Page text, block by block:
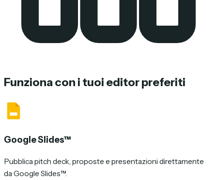
Funziona con i tuoi editor preferiti
Google Slides™
Pubblica pitch deck, proposte e presentazioni direttamente
da Google Slides™.